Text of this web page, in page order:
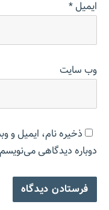
ایمیل*
وب‌ سایت
ذخیره نام، ایمیل و
دوباره دیدگاهی